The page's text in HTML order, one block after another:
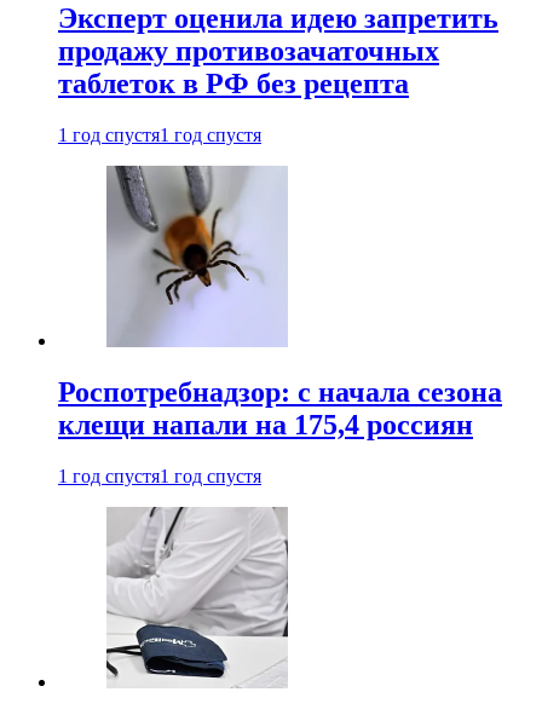
Эксперт оценила идею запретить
продажу противозачаточных
таблеток в РФ без рецепта
1 год спустя1 год спустя
Роспотребнадзор: с начала сезона
клещи напали на 175,4 россиян
1 год спустя1 год спустя